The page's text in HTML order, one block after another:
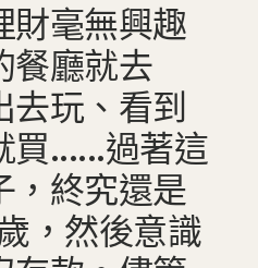
財毫無興趣
餐廳就去
去玩、看到
買......過著這
，終究還是
，然後意識